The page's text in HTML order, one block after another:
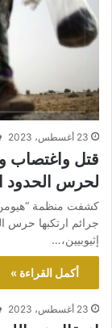
23 أغسطس، 2023
قتل واغتصاب
لحرس الحدود
كشفت منظمة
جرائم ارتكبها حرس
إثيوبيين،…
أكمل القراءة »
23 أغسطس، 2023